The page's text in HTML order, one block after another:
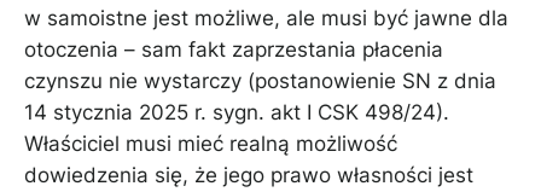
w samoistne jest możliwe, ale musi być jawne dla
otoczenia – sam fakt zaprzestania płacenia
czynszu nie wystarczy (postanowienie SN z dnia
14 stycznia 2025 r. sygn. akt I CSK 498/24).
Właściciel musi mieć realną możliwość
dowiedzenia się, że jego prawo własności jest